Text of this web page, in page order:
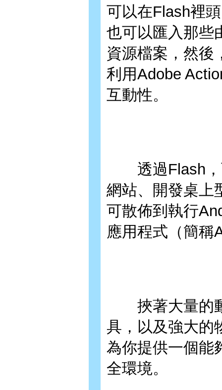
可以在Flash裡
也可以匯入那些
資源檔案，然後
利用Adobe
互動性。
透過Flash，
網站、開發桌上
可散佈到執行
應用程式（簡稱
挾著大量的動
具，以及強大的
為你提供一個能
全環境。